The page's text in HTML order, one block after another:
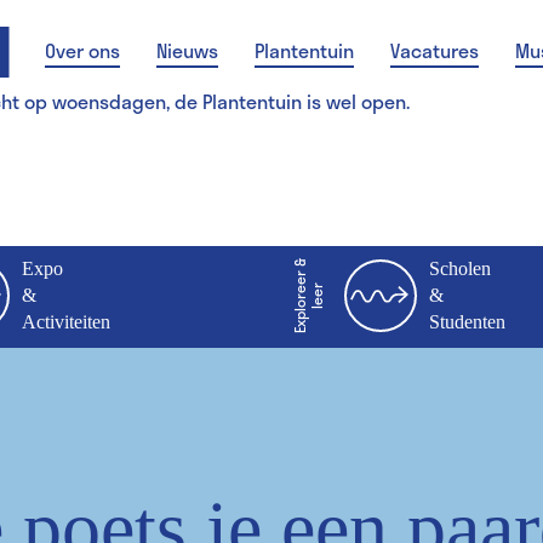
Over ons Nieuws Plantentuin Vacatures
op woensdagen, de Plantentuin is wel open.
Expo
&
Activiteiten
E
x
p
l
o
re
e
r
&
l
e
er
Scholen
&
Studenten